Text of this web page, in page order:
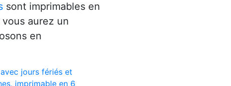
sont imprimables en
aurez un
en